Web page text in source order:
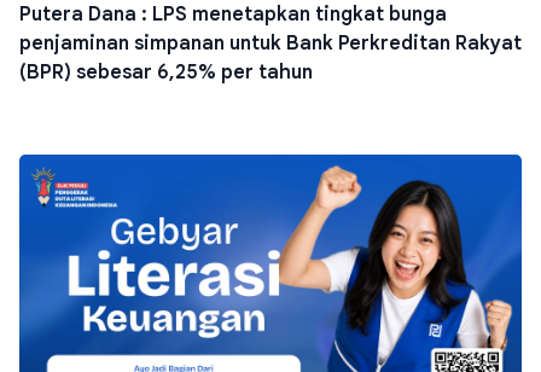
Putera Dana : LPS menetapkan tingkat bunga
penjaminan simpanan untuk Bank Perkreditan Rakyat
(BPR) sebesar 6,25% per tahun